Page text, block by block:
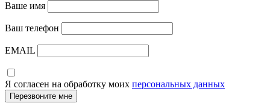
Ваше имя
Ваш телефон
EMAIL
Я согласен на обработку моих персональных данных